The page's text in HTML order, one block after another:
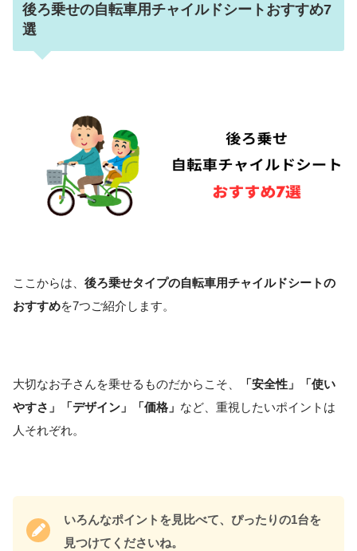
後ろ乗せの自転車用チャイルドシートおすすめ7
選
ここからは、 後ろ乗せタイプの自転車用チャイルドシートの
おすすめを7つご紹介します。
大切なお子さんを乗せるものだからこそ、
「安全性」「使い
やすさ」「デザイン」「価格」 など、重視したいポイントは
人それぞれ。
いろんなポイントを見比べて、ぴったりの1台を
見つけてくださいね。